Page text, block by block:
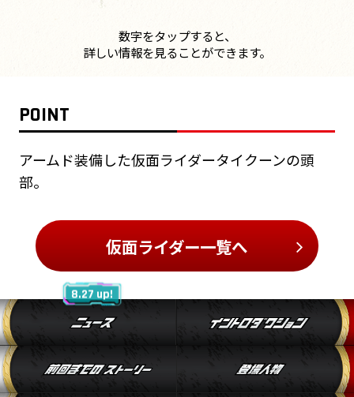
数字をタップすると、
詳しい情報を見ることができます。
POINT
アームド装備した仮面ライダータイクーンの頭
部。
仮面ライダー一覧へ
8.27 up!